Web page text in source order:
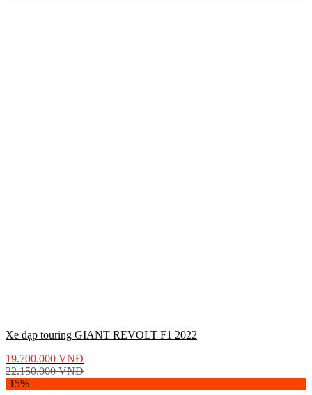
Xe đạp touring GIANT REVOLT F1 2022
19.700.000 VNĐ
22.150.000VNĐ
-15%